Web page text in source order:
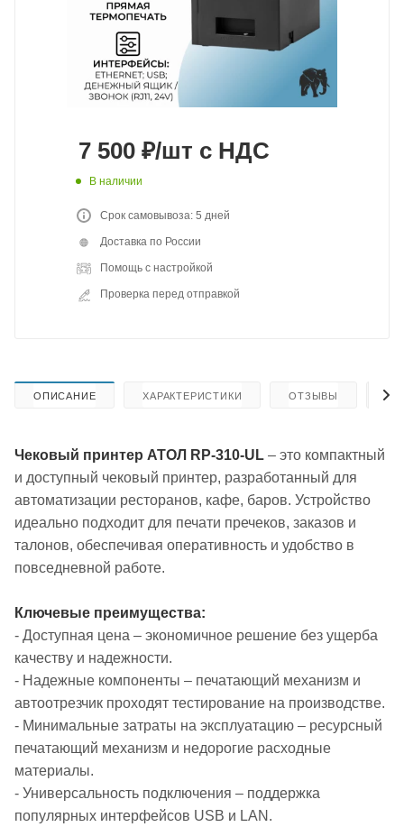
7 500 ₽/шт с НДС
В наличии
Срок самовывоза: 5 дней
Доставка по России
Помощь с настройкой
Проверка перед отправкой
ОПИСАНИЕ ХАРАКТЕРИСТИКИ ОТЗЫВЫ
Чековый принтер АТОЛ RP-310-UL – это компактный
и доступный чековый принтер, разработанный для
автоматизации ресторанов, кафе, баров. Устройство
идеально подходит для печати пречеков, заказов и
талонов, обеспечивая оперативность и удобство в
повседневной работе.
Ключевые преимущества:
- Доступная цена – экономичное решение без ущерба
качеству и надежности.
- Надежные компоненты – печатающий механизм и
автоотрезчик проходят тестирование на производстве.
- Минимальные затраты на эксплуатацию – ресурсный
печатающий механизм и недорогие расходные
материалы.
- Универсальность подключения – поддержка
популярных интерфейсов USB и LAN.